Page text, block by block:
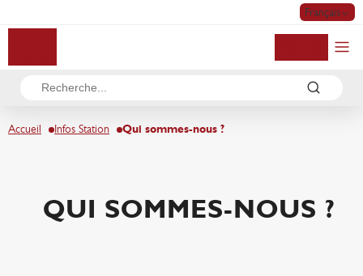
Français
Mon compte
Accueil Infos Station Qui sommes-nous ?
QUI SOMMES-NOUS ?